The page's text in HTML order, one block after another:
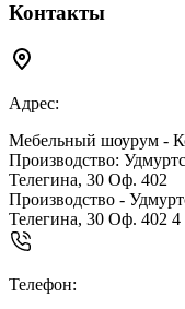
Контакты
Адрес:
Мебельный шоурум -
Производство:
Телегина, 30 Оф. 402
Производство -
Телегина, 30 Оф. 402 4
Телефон: